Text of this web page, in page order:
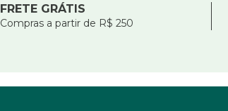
FRETE GRÁTIS
Compras a partir de R$ 250